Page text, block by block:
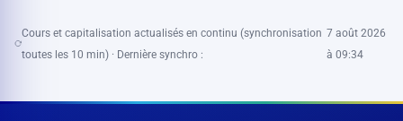
Cours et capitalisation actualisés en continu (synchronisation
toutes les 10 min) · Dernière synchro :
7 août 2026
à 09:34